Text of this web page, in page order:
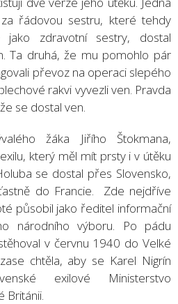
řádovou sestru, které tehdy
jako zdravotní sestry, dostal
Ta druhá, že mu pomohlo pár
převoz na operaci slepého
rakvi vyvezli ven. Pravda
se dostal ven.
žáka Jiřího Štokmana,
který měl mít prsty i v útěku
se dostal přes Slovensko,
do Francie. Zde nejdříve
působil jako ředitel informační
národního výboru. Po pádu
v červnu 1940 do Velké
chtěla, aby se Karel Nigrín
exilové Ministerstvo
Británii.